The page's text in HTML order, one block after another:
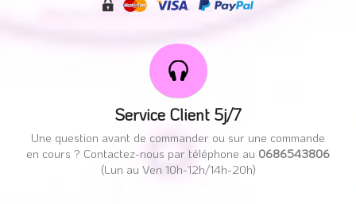
Service Client 5j/7
Une question avant de commander ou sur une commande
en cours ? Contactez-nous par téléphone au 0686543806
(Lun au Ven 10h-12h/14h-20h)